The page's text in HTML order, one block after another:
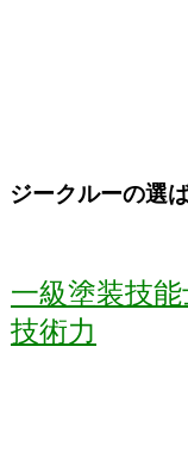
ジークルーの選
一級塗装技
技術力